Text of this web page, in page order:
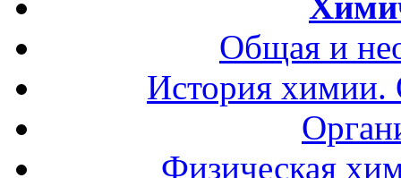
Общая и
История
Физическая